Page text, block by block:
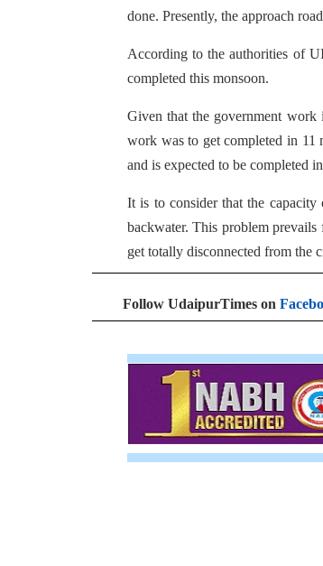
done. Presently, the approach
According to the authorities of
completed this monsoon.
Given that the government work
work was to get completed in 11
and is expected to be completed
It is to consider that the
backwater. This problem
get totally disconnected from the
Follow UdaipurTimes on